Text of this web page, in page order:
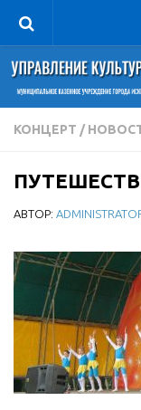
Управление
Руководитель
Сведения об
Книга почета
Фотогалерея
Учредительные
Правовая база
Отчеты о
Учреждения
КОНЦЕРТ /
АВТОР: